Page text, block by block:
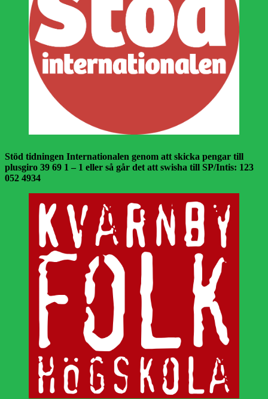
Stöd tidningen Internationalen genom att skicka pengar till
plusgiro 39 69 1 – 1 eller så går det att swisha till SP/Intis: 123
052 4934